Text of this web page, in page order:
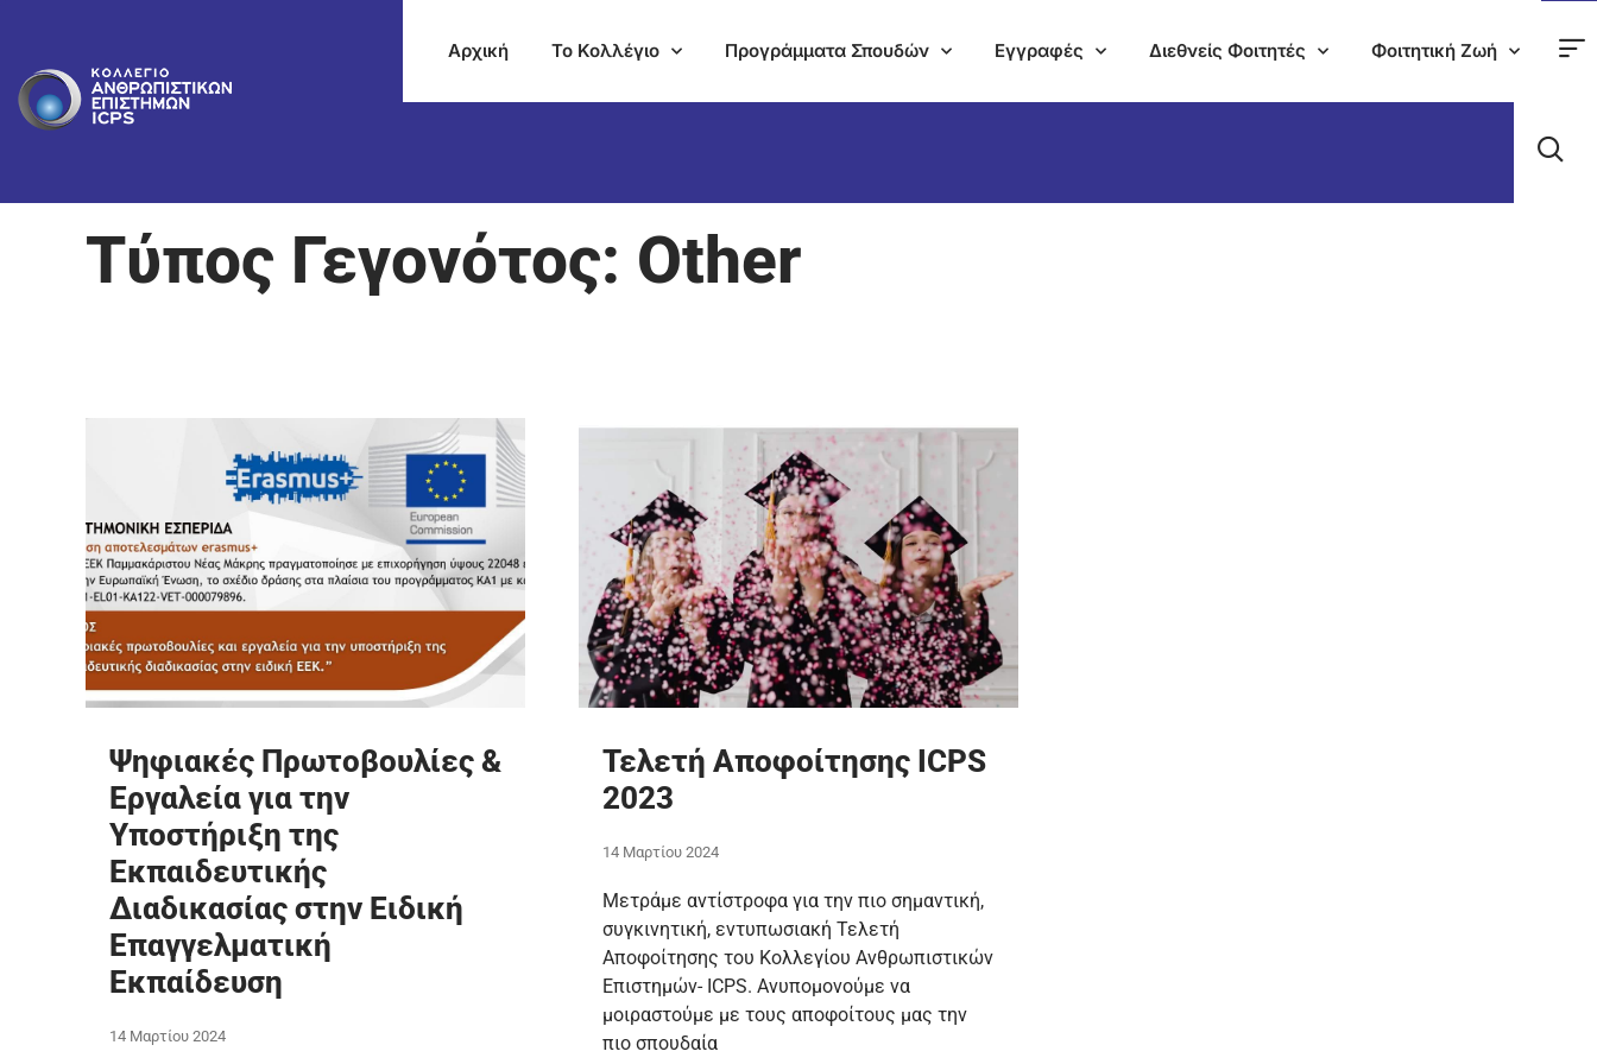
Αρχική Το Κολλέγιο Προγράμματα Σπουδών Εγγραφές Διεθνείς Φοιτητές Φοιτητική Ζωή
Τύπος Γεγονότος: Other
Ψηφιακές Πρωτοβουλίες &
Εργαλεία για την
Υποστήριξη της
Εκπαιδευτικής
Διαδικασίας στην Ειδική
Επαγγελματική
Εκπαίδευση
14 Μαρτίου 2024
Τελετή Αποφοίτησης ICPS
2023
14 Μαρτίου 2024
Μετράμε αντίστροφα για την πιο σημαντική,
συγκινητική, εντυπωσιακή Τελετή
Αποφοίτησης του Κολλεγίου Ανθρωπιστικών
Επιστημών- ICPS. Ανυπομονούμε να
μοιραστούμε με τους αποφοίτους μας την
πιο σπουδαία